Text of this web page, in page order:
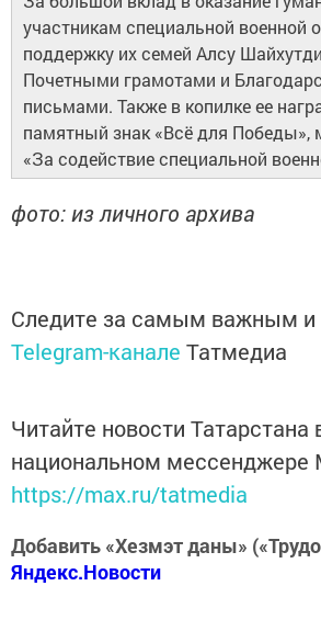
участникам специальной военной
поддержку их семей Алсу
Почетными грамотами и
письмами. Также в копилке ее
памятный знак «Всё для Победы»,
«За содействие специальной
фото: из личного архива
Следите за самым важным и
Telegram-канале Татмедиа
Читайте новости Татарстана
национальном мессенджере
https://max.ru/tatmedia
Добавить «Хезмэт даны»
Яндекс.Новости